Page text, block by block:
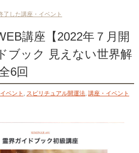
了した講座・イベント
講座【2022年７月開
ブック 見えない世界解
6回
ベント , スピリチュアル開運法, 講座・イベント